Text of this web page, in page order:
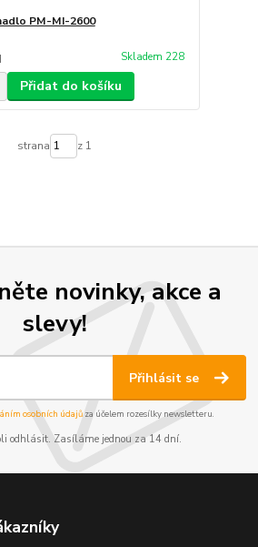
PM-MI-2600
Skladem 228
Přidat do košíku
strana z 1
novinky, akce a
slevy!
Přihlásit se
osobních údajůza účelem rozesílky newsletteru.
odhlásit. Zasíláme jednou za 14 dní.